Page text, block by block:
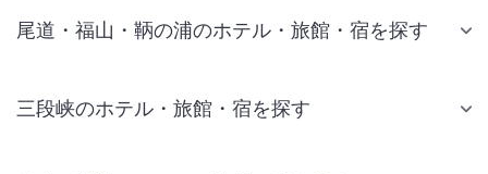
尾道・福山・鞆の浦のホテル・旅館・宿を探す
三段峡のホテル・旅館・宿を探す